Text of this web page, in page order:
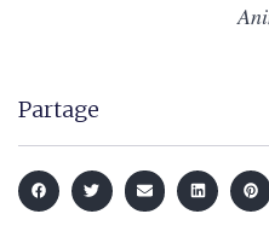
Partage